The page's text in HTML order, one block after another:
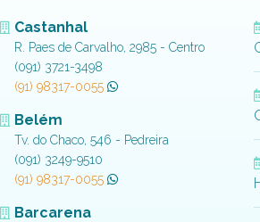
Castanhal
R. Paes de Carvalho, 2985 - Centro
(091) 3721-3498
(91) 98317-0055
Belém
Tv. do Chaco, 546 - Pedreira
(091) 3249-9510
(91) 98317-0055
Barcarena